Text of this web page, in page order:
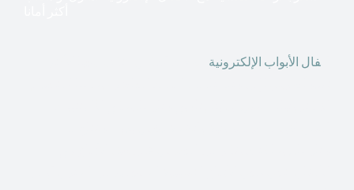
فال الأبواب الإلكترونية